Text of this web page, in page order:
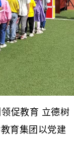
促教育 立德树
育集团以党建